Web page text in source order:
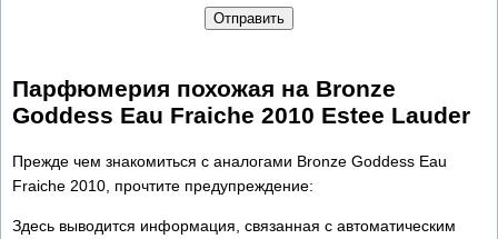
Отправить
Парфюмерия похожая на Bronze
Goddess Eau Fraiche 2010 Estee Lauder
Прежде чем знакомиться с аналогами Bronze Goddess Eau
Fraiche 2010, прочтите предупреждение:
Здесь выводится информация, связанная с автоматическим